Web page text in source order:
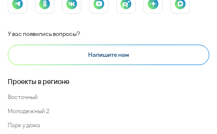
У вас появились вопросы?
Напишите нам
Проекты в регионе
Восточный
Молодежный 2
Парк у дома